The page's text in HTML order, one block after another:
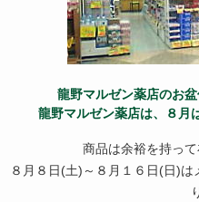
龍野マルゼン薬店のお
龍野マルゼン薬店は、８月
商品は余裕を持って
８月８日(土)～８月１６日(日)